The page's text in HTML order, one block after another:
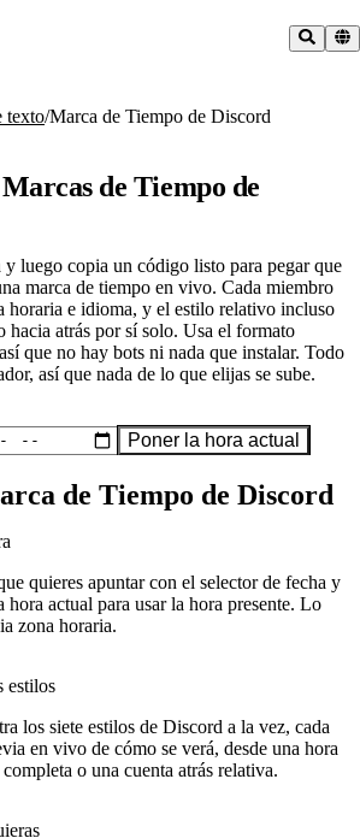
texto/Marca de Tiempo de Discord
de Tiempo de
luego copia un código listo para pegar que
marca de tiempo en vivo. Cada miembro
horaria e idioma, y el estilo relativo incluso
hacia atrás por sí solo. Usa el formato
que no hay bots ni nada que instalar. Todo
así que nada de lo que elijas se sube.
Poner la hora actual
de Tiempo de Discord
quieres apuntar con el selector de fecha y
hora actual para usar la hora presente. Lo
zona horaria.
estilos
los siete estilos de Discord a la vez, cada
en vivo de cómo se verá, desde una hora
o una cuenta atrás relativa.